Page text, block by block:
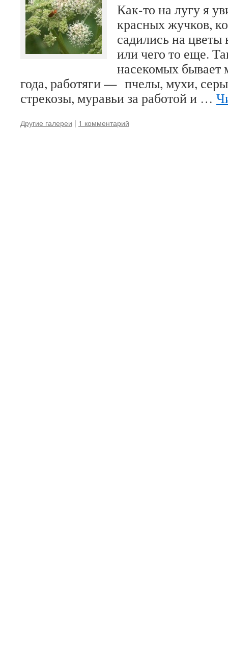
Как-то на лугу я
красных жучков,
садились на цветы
или чего то еще.
насекомых бывает
года, работяги — пчелы, мухи,
стрекозы, муравьи за работой и …
Другие галереи | 1 комментарий